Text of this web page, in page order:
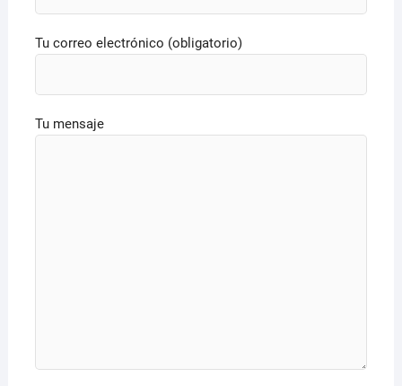
Tu correo electrónico (obligatorio)
Tu mensaje